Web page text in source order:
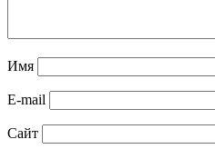
Имя
E-mail
Сайт